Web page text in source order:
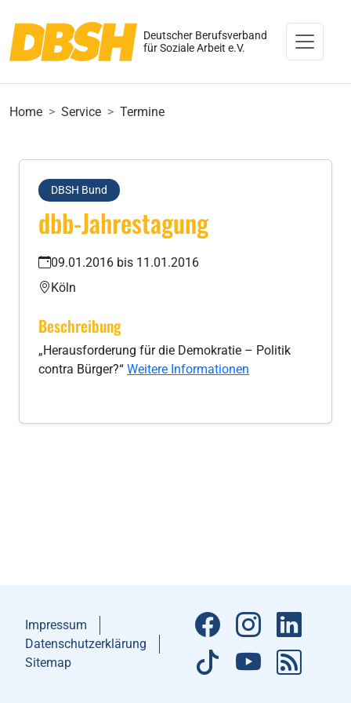
Deutscher Berufsverband
für Soziale Arbeit e.V.
Home Service Termine
DBSH Bund
dbb-Jahrestagung
09.01.2016 bis 11.01.2016
Köln
Beschreibung
„Herausforderung für die Demokratie – Politik
contra Bürger?“ Weitere Informationen
Impressum
Datenschutzerklärung
Sitemap